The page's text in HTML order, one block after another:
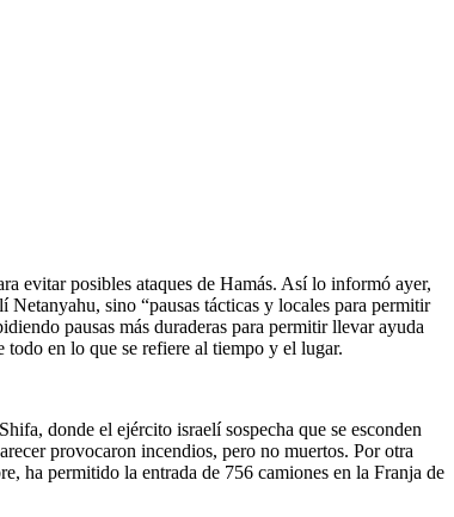
evitar posibles ataques de Hamás. Así lo informó ayer,
sino “pausas tácticas y locales para permitir
pausas más duraderas para permitir llevar ayuda
en lo que se refiere al tiempo y el lugar.
donde el ejército israelí sospecha que se esconden
provocaron incendios, pero no muertos. Por otra
ha permitido la entrada de 756 camiones en la Franja de